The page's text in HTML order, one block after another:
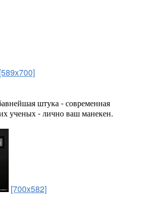
[589x700]
штука - современная
ученых - лично ваш манекен.
[700x582]